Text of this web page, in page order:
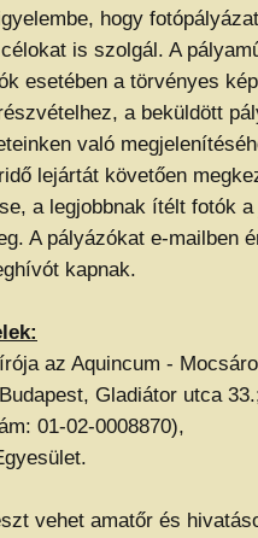
hogy
is szolgál. A
esetében a törvényes
a beküldött
való
lejártát követően
a legjobbnak ítélt fotók
A pályázókat e-mailben
kapnak.
az Aquincum -
Gladiátor utca
01-02-0008870),
vehet amatőr és